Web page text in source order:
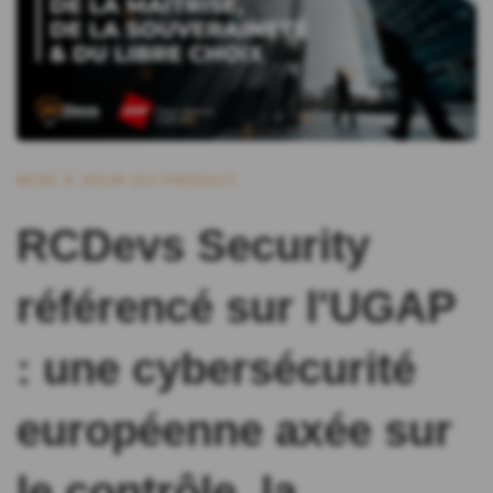
RCDevs Security
référencé sur l'UGAP
: une cybersécurité
européenne axée sur